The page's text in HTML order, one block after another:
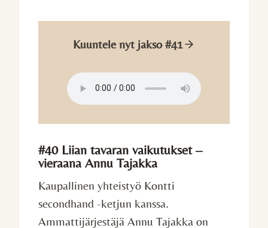
Kuuntele nyt jakso #41
#40 Liian tavaran vaikutukset –
vieraana Annu Tajakka
Kaupallinen yhteistyö Kontti
secondhand -ketjun kanssa.
Ammattijärjestäjä Annu Tajakka on